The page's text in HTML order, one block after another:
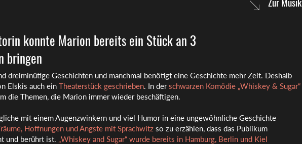
konnte Marion bereits ein Stück an 3
bringen
dreiminütige Geschichten und manchmal benötigt eine Geschichte mehr Zeit. Deshalb
Elskis auch ein Theaterstück geschrieben. In derschwarzen Komödie „Whiskey & Sugar“
die Themen, die Marion immer wieder beschäftigen.
mit einem Augenzwinkern und viel Humor in eine ungewöhnliche Geschichte
Hoffnungen und Ängste mit Sprachwitz so zu erzählen, dass das Publikum
und berührt ist. „Whiskey and Sugar“ wurde bereits in Hamburg, Berlin und Kiel